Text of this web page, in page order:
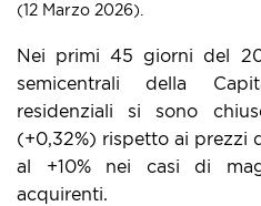
(12 Marzo 2026).
Nei primi 45 giorni del
semicentrali della
residenziali si sono
(+0,32%) rispetto ai prezzi
al +10% nei casi di
acquirenti.